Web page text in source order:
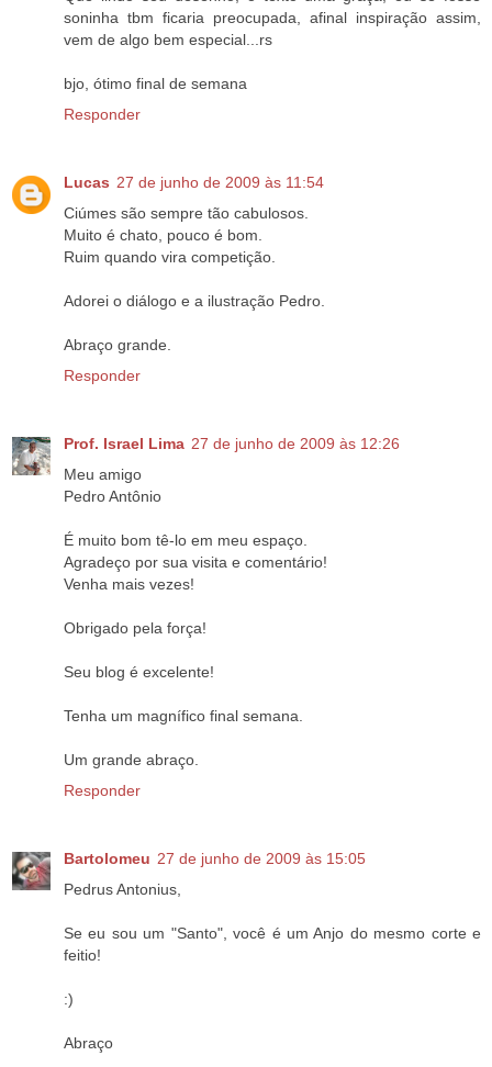
soninha tbm ficaria preocupada, afinal inspiração assim,
vem de algo bem especial...rs
bjo, ótimo final de semana
Responder
Lucas 27 de junho de 2009 às 11:54
Ciúmes são sempre tão cabulosos.
Muito é chato, pouco é bom.
Ruim quando vira competição.
Adorei o diálogo e a ilustração Pedro.
Abraço grande.
Responder
Prof. Israel Lima 27 de junho de 2009 às 12:26
Meu amigo
Pedro Antônio
É muito bom tê-lo em meu espaço.
Agradeço por sua visita e comentário!
Venha mais vezes!
Obrigado pela força!
Seu blog é excelente!
Tenha um magnífico final semana.
Um grande abraço.
Responder
Bartolomeu 27 de junho de 2009 às 15:05
Pedrus Antonius,
Se eu sou um "Santo", você é um Anjo do mesmo corte e
feitio!
:)
Abraço